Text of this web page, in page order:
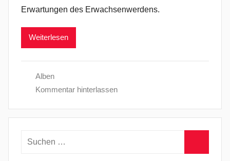
Erwartungen des Erwachsenwerdens.
Weiterlesen
Alben
Kommentar hinterlassen
Suchen